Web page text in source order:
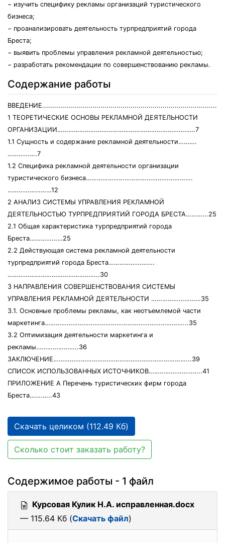
− изучить специфику рекламы организаций туристического
бизнеса;
− проанализировать деятельность турпредприятий города
Бреста;
− выявить проблемы управления рекламной деятельностью;
− разработать рекомендации по совершенствованию рекламы.
Содержание работы
1 ТЕОРЕТИЧЕСКИЕ ОСНОВЫ РЕКЛАМНОЙ ДЕЯТЕЛЬНОСТИ
ОРГАНИЗАЦИИ…………………………………………………………………7
1.1 Сущность и содержание рекламной деятельности……….
…………….7
1.2 Специфика рекламной деятельности организации
туристического бизнеса………………………………………………….
……………………12
2 АНАЛИЗ СИСТЕМЫ УПРАВЛЕНИЯ РЕКЛАМНОЙ
ДЕЯТЕЛЬНОСТЬЮ ТУРПРЕДПРИЯТИЙ ГОРОДА БРЕСТА………...25
2.1 Общая характеристика турпредприятий города
Бреста………………25
2.2 Действующая система рекламной деятельности
турпредприятий города Бреста…………………….
…………………………………………..30
3 НАПРАВЛЕНИЯ СОВЕРШЕНСТВОВАНИЯ СИСТЕМЫ
УПРАВЛЕНИЯ РЕКЛАМНОЙ ДЕЯТЕЛЬНОСТИ ………………………35
3.1. Основные проблемы рекламы, как неотъемлемой части
маркетинга…………………………………………………………………...35
3.2 Оптимизация деятельности маркетинга и
рекламы…………………..36
ЗАКЛЮЧЕНИЕ………………………………………………………………...39
СПИСОК ИСПОЛЬЗОВАННЫХ ИСТОЧНИКОВ………………………..41
ПРИЛОЖЕНИЕ А Перечень туристических фирм города
Бреста…….…..43
Скачать целиком (112.49 Кб)
Сколько стоит заказать работу?
Содержимое работы - 1 файл
Курсовая Кулик Н.А. исправленная.docx
— 115.64 Кб (Скачать файл)